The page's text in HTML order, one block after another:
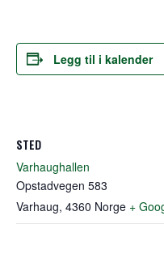
Legg til i kalender
STED
Varhaughallen
Opstadvegen 583
Varhaug, 4360 Norge +